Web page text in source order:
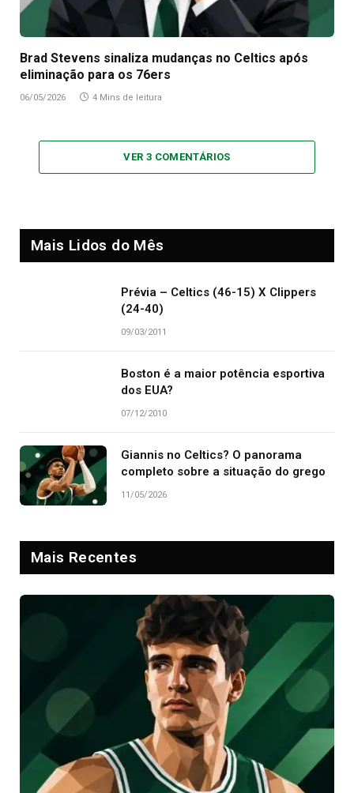
Brad Stevens sinaliza mudanças no Celtics após
eliminação para os 76ers
06/05/2026 4 Mins de leitura
VER 3 COMENTÁRIOS
Mais Lidos do Mês
Prévia – Celtics (46-15) X Clippers
(24-40)
09/03/2011
Boston é a maior potência esportiva
dos EUA?
07/12/2010
Giannis no Celtics? O panorama
completo sobre a situação do grego
11/05/2026
Mais Recentes